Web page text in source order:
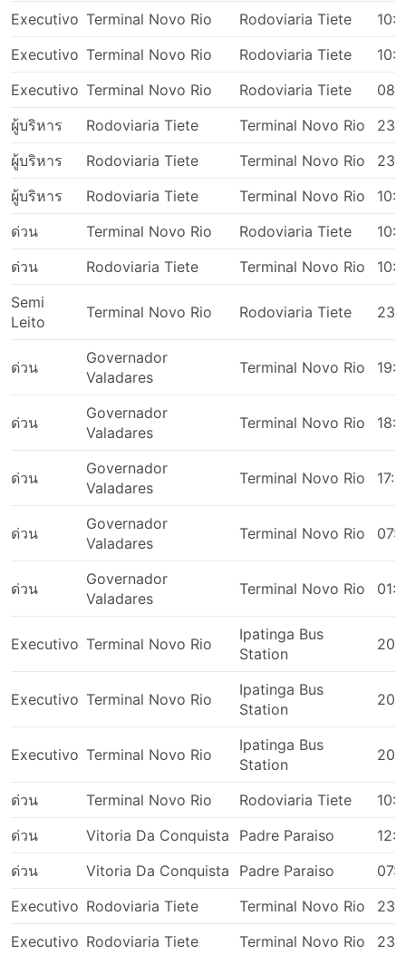
Executivo Terminal Novo Rio Rodoviaria Tiete
Executivo Terminal Novo Rio Rodoviaria Tiete
Executivo Terminal Novo Rio Rodoviaria Tiete
ผู้บริหาร
Rodoviaria Tiete Terminal Novo Rio
ผู้บริหาร
Rodoviaria Tiete Terminal Novo Rio
ผู้บริหาร
Rodoviaria Tiete Terminal Novo Rio
ด่วน
Terminal Novo Rio Rodoviaria Tiete
ด่วน
Rodoviaria Tiete Terminal Novo Rio
Semi
Leito
Terminal Novo Rio Rodoviaria Tiete
ด่วน
Governador
Valadares
Terminal Novo Rio
ด่วน
Governador
Valadares
Terminal Novo Rio
ด่วน
Governador
Valadares
Terminal Novo Rio
ด่วน
Governador
Valadares
Terminal Novo Rio
ด่วน
Governador
Valadares
Terminal Novo Rio
Executivo Terminal Novo Rio
Ipatinga Bus
Station
Executivo Terminal Novo Rio
Ipatinga Bus
Station
Executivo Terminal Novo Rio
Ipatinga Bus
Station
ด่วน Terminal Novo Rio Rodoviaria Tiete
ด่วน
Vitoria Da Conquista Padre Paraiso
ด่วน
Vitoria Da Conquista Padre Paraiso
Executivo Rodoviaria Tiete Terminal Novo Rio
Executivo Rodoviaria Tiete Terminal Novo Rio